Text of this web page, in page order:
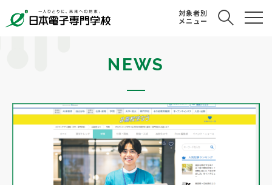
対象者別
メニュー
NEWS